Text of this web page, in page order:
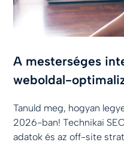
A mesterséges
weboldal-
Tanuld meg, hogyan
2026-ban! Technikai
adatok és az off-site